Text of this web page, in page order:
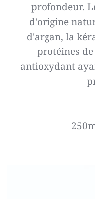
profondeur.
d'origine
d'argan, la
protéines
antioxydant